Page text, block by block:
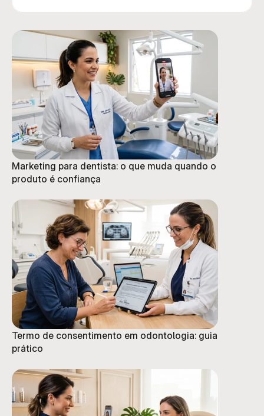
Marketing para dentista: o que muda quando o
produto é confiança
Termo de consentimento em odontologia: guia
prático